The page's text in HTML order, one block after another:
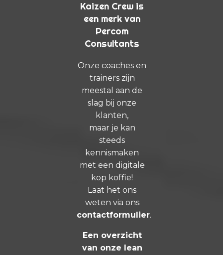
Kaizen Crew is
een merk van
Percom
Consultants
Onze coaches en
trainers zijn
meestal aan de
slag bij onze
klanten,
maar je kan
steeds
kennismaken
met een digitale
kop koffie!
Laat het ons
weten via ons
contactformulier.
Een overzicht
van onze lean